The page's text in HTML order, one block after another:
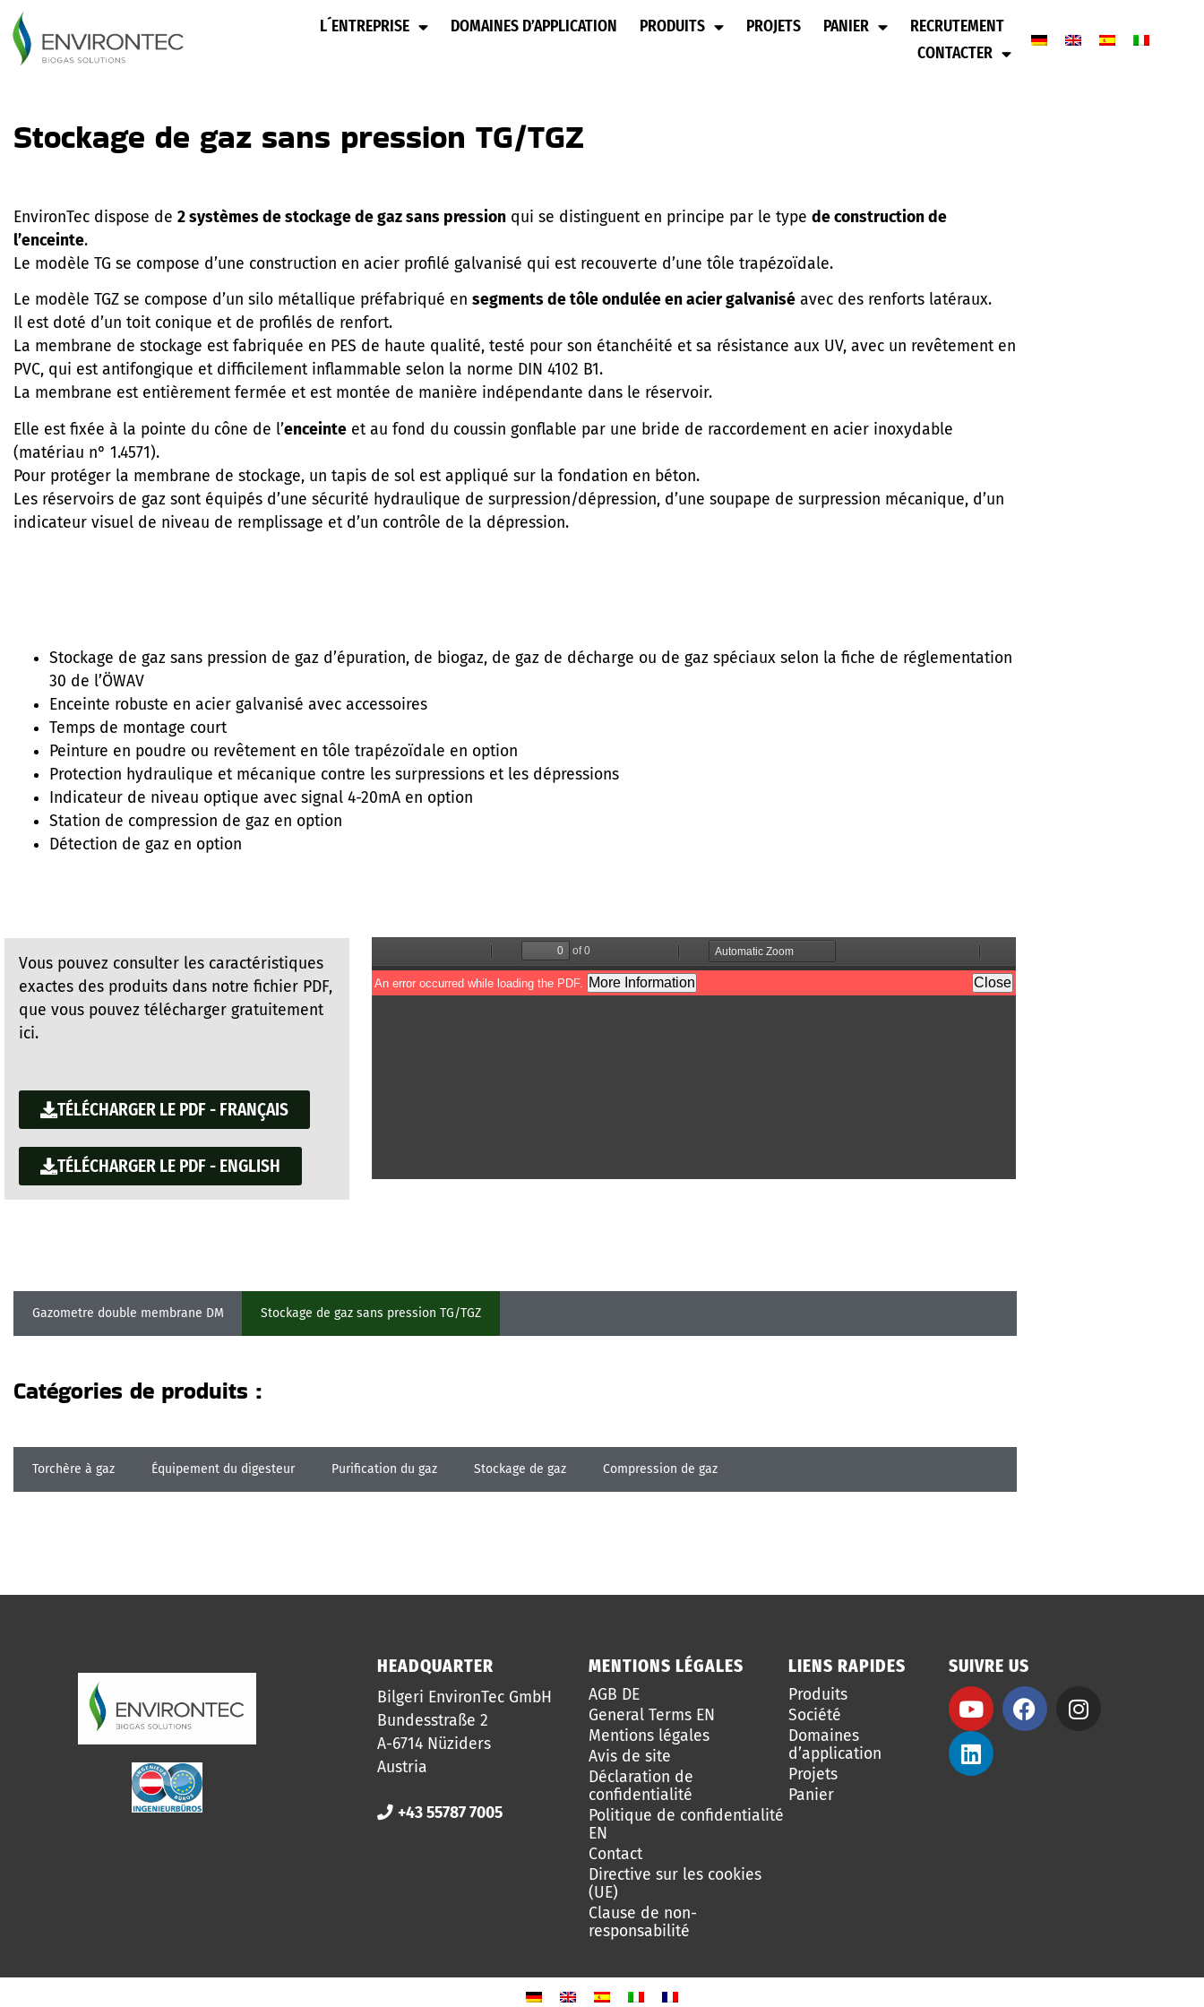
L´ENTREPRISE DOMAINES D’APPLICATION PRODUITS PROJETS PANIER
RECRUTEMENT
CONTACTER
Stockage de gaz sans pression TG/TGZ
EnvironTec dispose de 2 systèmes de stockage de gaz sans pression qui se distinguent en principe par le type de construction de
l’enceinte.
Le modèle TG se compose d’une construction en acier profilé galvanisé qui est recouverte d’une tôle trapézoïdale.
Le modèle TGZ se compose d’un silo métallique préfabriqué en segments de tôle ondulée en acier galvanisé avec des renforts latéraux.
Il est doté d’un toit conique et de profilés de renfort.
La membrane de stockage est fabriquée en PES de haute qualité, testé pour son étanchéité et sa résistance aux UV, avec un revêtement en
PVC, qui est antifongique et difficilement inflammable selon la norme DIN 4102 B1.
La membrane est entièrement fermée et est montée de manière indépendante dans le réservoir.
Elle est fixée à la pointe du cône de l’enceinte et au fond du coussin gonflable par une bride de raccordement en acier inoxydable
(matériau n° 1.4571).
Pour protéger la membrane de stockage, un tapis de sol est appliqué sur la fondation en béton.
Les réservoirs de gaz sont équipés d’une sécurité hydraulique de surpression/dépression, d’une soupape de surpression mécanique, d’un
indicateur visuel de niveau de remplissage et d’un contrôle de la dépression.
Stockage de gaz sans pression de gaz d’épuration, de biogaz, de gaz de décharge ou de gaz spéciaux selon la fiche de réglementation
30 de l’ÖWAV
Enceinte robuste en acier galvanisé avec accessoires
Temps de montage court
Peinture en poudre ou revêtement en tôle trapézoïdale en option
Protection hydraulique et mécanique contre les surpressions et les dépressions
Indicateur de niveau optique avec signal 4-20mA en option
Station de compression de gaz en option
Détection de gaz en option
Vous pouvez consulter les caractéristiques
exactes des produits dans notre fichier PDF,
que vous pouvez télécharger gratuitement
ici.
TÉLÉCHARGER LE PDF - FRANÇAIS
TÉLÉCHARGER LE PDF - ENGLISH
Gazometre double membrane DM Stockage de gaz sans pression TG/TGZ
Catégories de produits :
Torchère à gaz Équipement du digesteur Purification du gaz Stockage de gaz Compression de gaz
HEADQUARTER
Bilgeri EnvironTec GmbH
Bundesstraße 2
A-6714 Nüziders
Austria
+43 55787 7005
MENTIONS LÉGALES
AGB DE
General Terms EN
Mentions légales
Avis de site
Déclaration de
confidentialité
Politique de confidentialité
EN
Contact
Directive sur les cookies
(UE)
Clause de non-
responsabilité
LIENS RAPIDES
Produits
Société
Domaines
d’application
Projets
Panier
SUIVRE US